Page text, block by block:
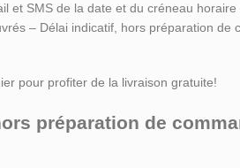
et SMS de la date et du créneau horaire
– Délai indicatif, hors préparation de
pour profiter de la livraison gratuite!
préparation de